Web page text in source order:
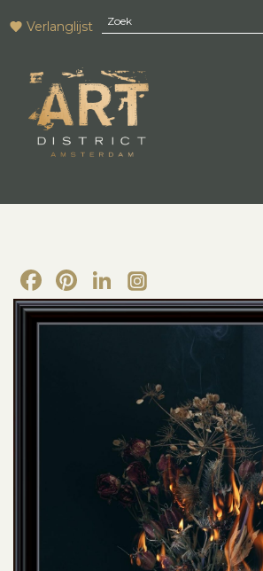
Verlanglijst
Facebook
Pinterest
LinkedIn